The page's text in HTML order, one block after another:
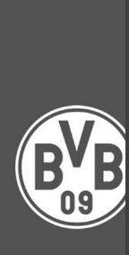
›